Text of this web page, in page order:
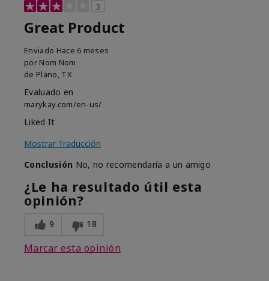
3
Great Product
Enviado Hace 6 meses
por Nom Nom
de Plano, TX
Evaluado en
marykay.com/en-us/
Liked It
Mostrar Traducción
Conclusión No, no recomendaría a un amigo
¿Le ha resultado útil esta
opinión?
9 18
Marcar esta opinión